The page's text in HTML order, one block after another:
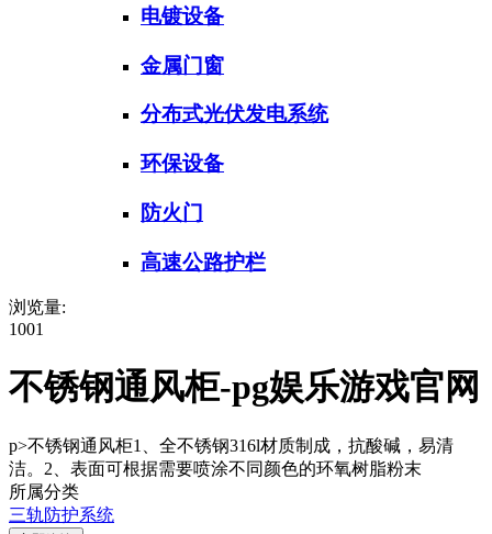
电镀设备
金属门窗
分布式光伏发电系统
环保设备
防火门
高速公路护栏
浏览量:
1001
不锈钢通风柜-pg娱乐游戏官网
p>不锈钢通风柜1、全不锈钢316l材质制成，抗酸碱，易清
洁。2、表面可根据需要喷涂不同颜色的环氧树脂粉末
所属分类
三轨防护系统